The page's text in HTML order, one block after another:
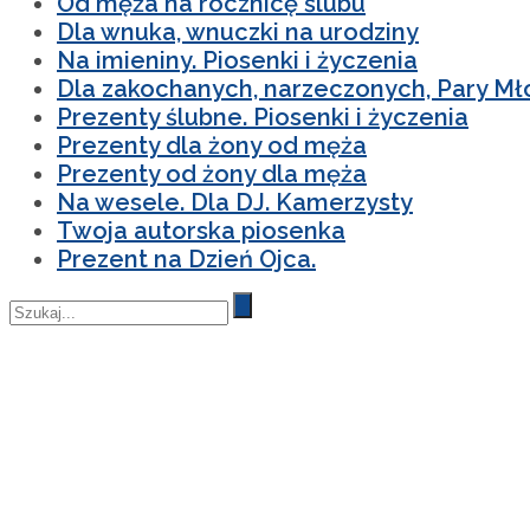
Dla wnuka, wnuczki na urodziny
Na imieniny. Piosenki i życzenia
Dla zakochanych, narzeczonych, Pary
Prezenty ślubne. Piosenki i życzenia
Prezenty dla żony od męża
Prezenty od żony dla męża
Na wesele. Dla DJ. Kamerzysty
Twoja autorska piosenka
Prezent na Dzień Ojca.